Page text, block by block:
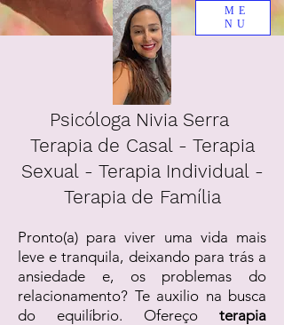
Psicóloga Nivia Serra
Terapia de Casal - Terapia
Sexual - Terapia Individual -
Terapia de Família
Pronto(a) para viver uma vida mais
leve e tranquila, deixando para trás a
ansiedade e, os problemas do
relacionamento? Te auxilio na busca
do equilíbrio. Ofereço terapia
ME
NU